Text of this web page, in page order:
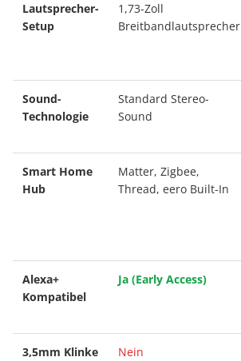
Lautsprecher-
Setup
1,73-Zoll
Breitbandlautsprecher
Sound-
Technologie
Standard Stereo-
Sound
Smart Home
Hub
Matter, Zigbee,
Thread, eero Built-In
Alexa+
Kompatibel
Ja (Early Access)
3,5mm Klinke Nein